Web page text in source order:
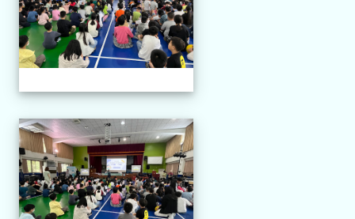
114.04.21 榮興採茶劇團演